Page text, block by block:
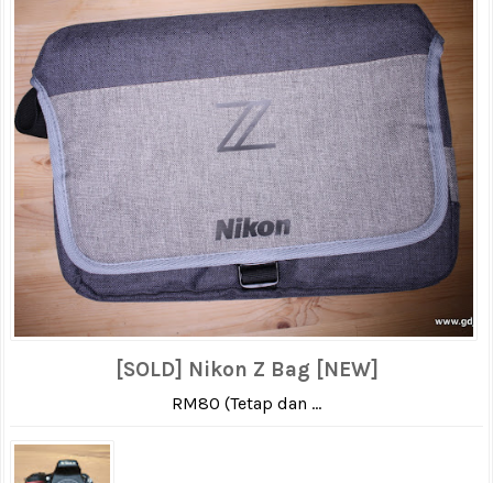
[SOLD] Nikon Z Bag [NEW]
RM80 (Tetap dan ...